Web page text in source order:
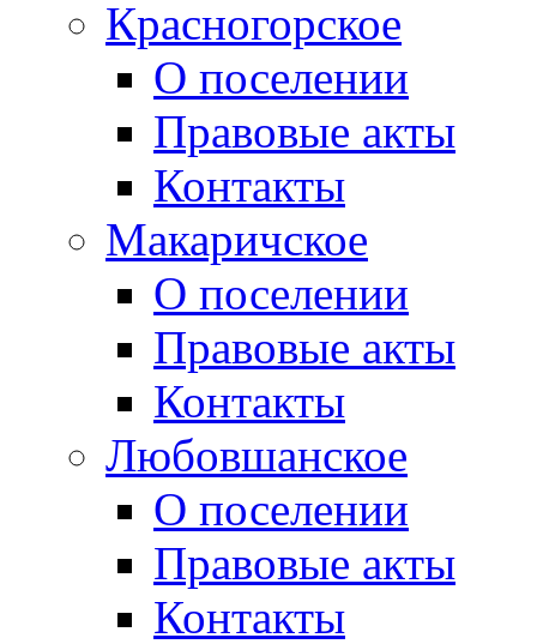
Красногорское
О поселении
Правовые акты
Контакты
Макаричское
О поселении
Правовые акты
Контакты
Любовшанское
О поселении
Правовые акты
Контакты